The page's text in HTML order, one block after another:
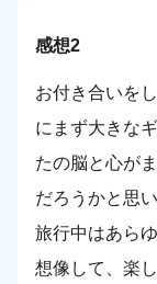
感想2
お付き合いを
にまず大きな
たの脳と心が
だろうかと思い
旅行中はあら
想像して、楽